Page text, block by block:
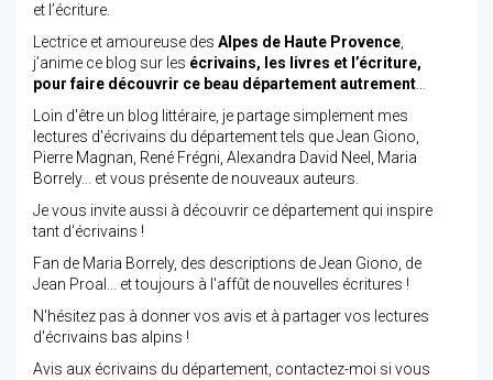
et l’écriture.
Lectrice et amoureuse des Alpes de Haute Provence
j’anime ce blog sur les écrivains, les livres et l’écriture,
pour faire découvrir ce beau département autrement
Loin d'être un blog littéraire, je partage simplement mes
lectures d'écrivains du département tels que Jean Giono,
Pierre Magnan, René Frégni, Alexandra David Neel, Maria
Borrely... et vous présente de nouveaux auteurs.
Je vous invite aussi à découvrir ce département qui inspire
tant d'écrivains !
Fan de Maria Borrely, des descriptions de Jean Giono, de
Jean Proal... et toujours à l'affût de nouvelles écritures !
N'hésitez pas à donner vos avis et à partager vos lectures
d'écrivains bas alpins !
Avis aux écrivains du département, contactez-moi si vous